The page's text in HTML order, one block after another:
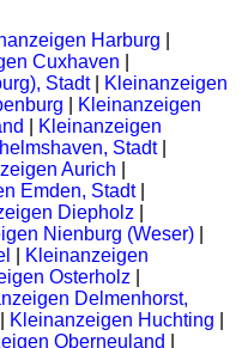
Harburg
Cuxhaven
Stadt|
Kleinanzeigen
Kleinanzeigen
Kleinanzeigen
Stadt|
Aurich
Emden, Stadt|
Diepholz
Nienburg (Weser)
Kleinanzeigen
Osterholz
Delmenhorst,
Kleinanzeigen Huchting
Oberneuland